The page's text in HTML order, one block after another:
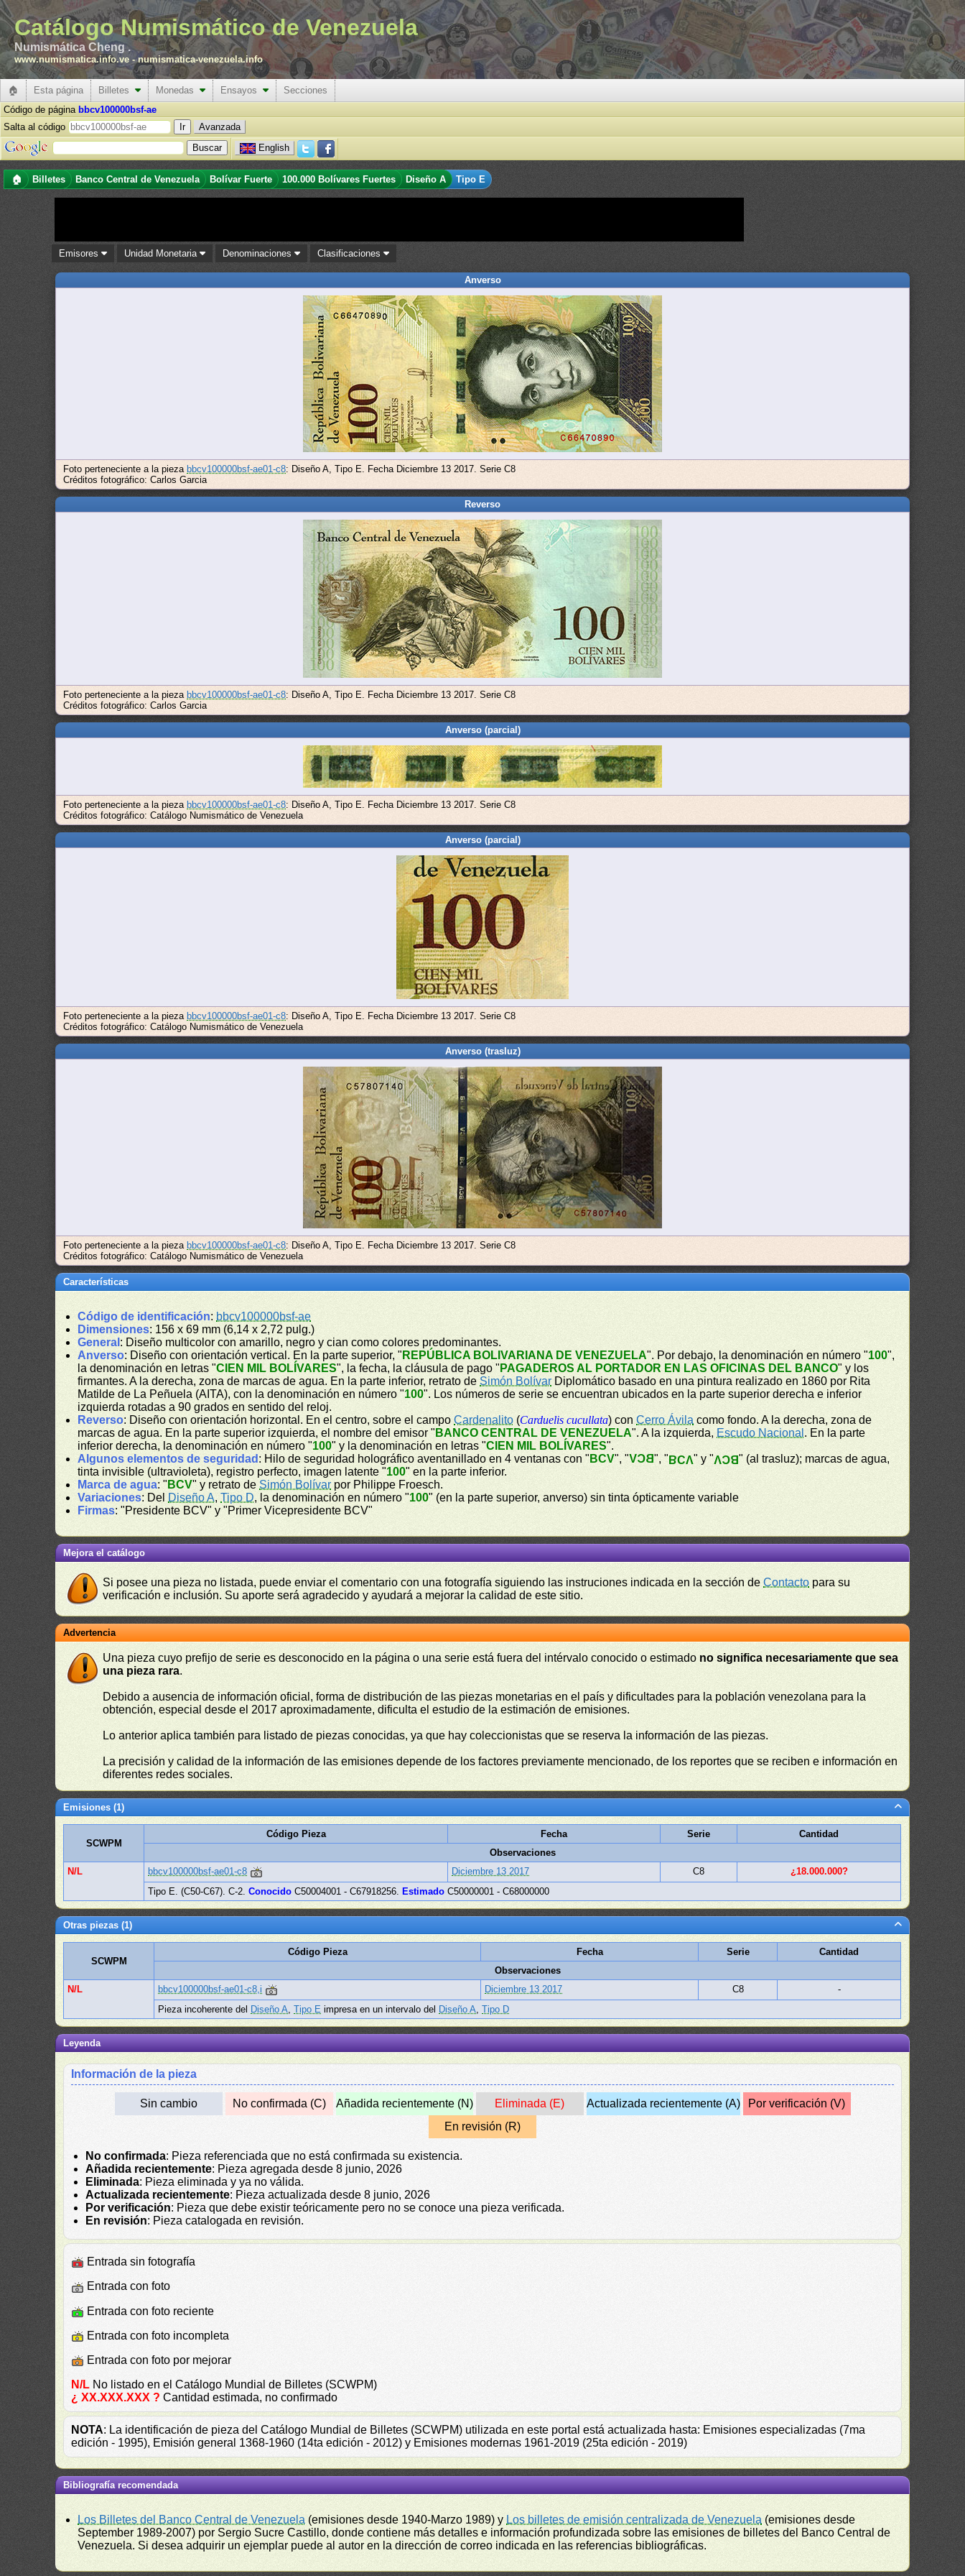
Catálogo Numismático de Venezuela
Numismática Cheng .
www.numismatica.info.ve -numismatica-venezuela.info
🏠 Esta página Billetes Monedas Ensayos
Secciones
Código de página bbcv100000bsf-ae
Salta al código
Avanzada
English
🏠 Billetes Banco Central de Venezuela Bolívar Fuerte 100.000 Bolívares Fuertes Diseño A Tipo E
Emisores Unidad Monetaria Denominaciones Clasificaciones
Anverso
Foto perteneciente a la pieza bbcv100000bsf-ae01-c8: Diseño A, Tipo E. Fecha Diciembre 13 2017. Serie C8
Créditos fotográfico: Carlos Garcia
Reverso
Foto perteneciente a la pieza bbcv100000bsf-ae01-c8: Diseño A, Tipo E. Fecha Diciembre 13 2017. Serie C8
Créditos fotográfico: Carlos Garcia
Anverso (parcial)
Foto perteneciente a la pieza bbcv100000bsf-ae01-c8: Diseño A, Tipo E. Fecha Diciembre 13 2017. Serie C8
Créditos fotográfico: Catálogo Numismático de Venezuela
Anverso (parcial)
Foto perteneciente a la pieza bbcv100000bsf-ae01-c8: Diseño A, Tipo E. Fecha Diciembre 13 2017. Serie C8
Créditos fotográfico: Catálogo Numismático de Venezuela
Anverso (trasluz)
Foto perteneciente a la pieza bbcv100000bsf-ae01-c8: Diseño A, Tipo E. Fecha Diciembre 13 2017. Serie C8
Créditos fotográfico: Catálogo Numismático de Venezuela
Características
Código de identificación: bbcv100000bsf-ae
Dimensiones: 156 x 69 mm (6,14 x 2,72 pulg.)
General : Diseño multicolor con amarillo, negro y cian como colores predominantes.
Anverso: Diseño con orientación vertical. En la parte superior, " REPÚBLICA BOLIVARIANA DE VENEZUELA". Por debajo, la denominación en número "100",
la denominación en letras "CIEN MIL BOLÍVARES", la fecha, la cláusula de pago " PAGADEROS AL PORTADOR EN LAS OFICINAS DEL BANCO" y los
firmantes. A la derecha, zona de marcas de agua. En la parte inferior, retrato deSimón Bolívar Diplomático basado en una pintura realizado en 1860 por Rita
Matilde de La Peñuela (AITA), con la denominación en número "100". Los números de serie se encuentran ubicados en la parte superior derecha e inferior
izquierda rotadas a 90 grados en sentido del reloj.
Reverso: Diseño con orientación horizontal. En el centro, sobre el campoCardenalito (Carduelis cucullata) conCerro Ávila como fondo. A la derecha, zona de
marcas de agua. En la parte superior izquierda, el nombre del emisor " BANCO CENTRAL DE VENEZUELA". A la izquierda, Escudo Nacional . En la parte
inferior derecha, la denominación en número "100" y la denominación en letras "CIEN MIL BOLÍVARES".
Algunos elementos de seguridad : Hilo de seguridad holográfico aventanillado en 4 ventanas con " BCV", "BCV", "BCV" y "BCV" (al trasluz); marcas de agua,
tinta invisible (ultravioleta), registro perfecto, imagen latente "100" en la parte inferior.
Marca de agua: " BCV" y retrato de Simón Bolívar por Philippe Froesch.
Variaciones: Del Diseño A,Tipo D, la denominación en número "100" (en la parte superior, anverso) sin tinta ópticamente variable
Firmas: "Presidente BCV" y "Primer Vicepresidente BCV"
Mejora el catálogo
Si posee una pieza no listada, puede enviar el comentario con una fotografía siguiendo las instruciones indicada en la sección deContacto para su
verificación e inclusión. Su aporte será agradecido y ayudará a mejorar la calidad de este sitio.
Advertencia
Una pieza cuyo prefijo de serie es desconocido en la página o una serie está fuera del intérvalo conocido o estimado no significa necesariamente que sea
una pieza rara.
Debido a ausencia de información oficial, forma de distribución de las piezas monetarias en el país y dificultades para la población venezolana para la
obtención, especial desde el 2017 aproximadamente, dificulta el estudio de la estimación de emisiones.
Lo anterior aplica también para listado de piezas conocidas, ya que hay coleccionistas que se reserva la información de las piezas.
La precisión y calidad de la información de las emisiones depende de los factores previamente mencionado, de los reportes que se reciben e información en
diferentes redes sociales.
Emisiones (1)
SCWPM
Código Pieza Fecha Serie
Cantidad
Observaciones
N/L
bbcv100000bsf-ae01-c8 Diciembre 13 2017 C8
¿18.000.000?
Tipo E. (C50-C67). C-2.Conocido C50004001 - C67918256. Estimado C50000001 - C68000000
Otras piezas (1)
SCWPM
Código Pieza Fecha Serie
Cantidad
Observaciones
N/L
bbcv100000bsf-ae01-c8,i Diciembre 13 2017 C8
-
Pieza incoherente del Diseño A,Tipo E impresa en un intervalo del Diseño A,Tipo D
Leyenda
Información de la pieza
Sin cambio No confirmada (C) Añadida recientemente (N) Eliminada (E) Actualizada recientemente (A)
Por verificación (V)
En revisión (R)
No confirmada: Pieza referenciada que no está confirmada su existencia.
Añadida recientemente: Pieza agregada desde 8 junio, 2026
Eliminada: Pieza eliminada y ya no válida.
Actualizada recientemente: Pieza actualizada desde 8 junio, 2026
Por verificación: Pieza que debe existir teóricamente pero no se conoce una pieza verificada.
En revisión: Pieza catalogada en revisión.
Entrada sin fotografía
Entrada con foto
Entrada con foto reciente
Entrada con foto incompleta
Entrada con foto por mejorar
N/L No listado en el Catálogo Mundial de Billetes (SCWPM)
¿ XX.XXX.XXX ? Cantidad estimada, no confirmado
NOTA: La identificación de pieza del Catálogo Mundial de Billetes (SCWPM) utilizada en este portal está actualizada hasta: Emisiones especializadas (7ma
edición - 1995), Emisión general 1368-1960 (14ta edición - 2012) y Emisiones modernas 1961-2019 (25ta edición - 2019)
Bibliografía recomendada
Los Billetes del Banco Central de Venezuela (emisiones desde 1940-Marzo 1989) y Los billetes de emisión centralizada de Venezuela (emisiones desde
September 1989-2007) por Sergio Sucre Castillo, donde contiene más detalles e información profundizada sobre las emisiones de billetes del Banco Central de
Venezuela. Si desea adquirir un ejemplar puede al autor en la dirección de correo indicada en las referencias bibliográficas.